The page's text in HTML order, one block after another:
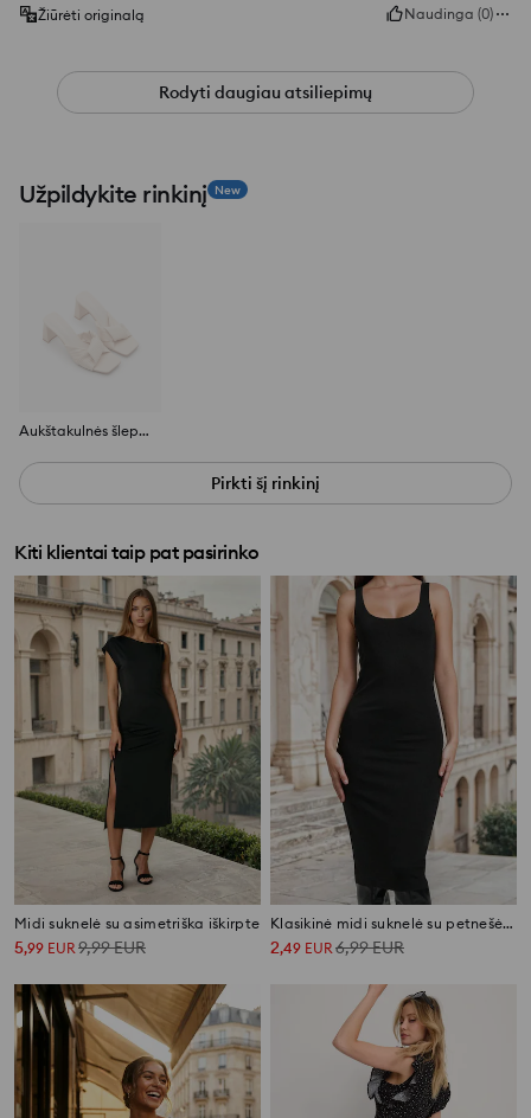
Žiūrėti originalą
Naudinga (0)
Rodyti daugiau atsiliepimų
Užpildykite rinkinį New
Aukštakulnės šlepetės
Pirkti šį rinkinį
Kiti klientai taip pat pasirinko
Midi suknelė su asimetriška iškirpte
5,99 EUR9,99EUR
Klasikinė midi suknelė su petnešėlėmis ir viskoze
2,49 EUR6,99EUR